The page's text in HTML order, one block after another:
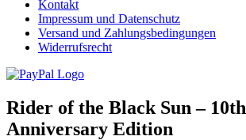
Kontakt
Impressum und Datenschutz
Versand und Zahlungsbedingungen
Widerrufsrecht
Rider of the Black Sun – 10th
Anniversary Edition